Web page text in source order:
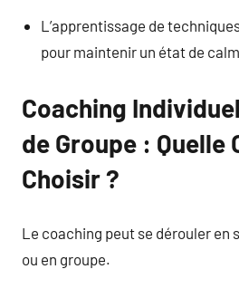
L’apprentissage de
pour maintenir un état de
Coaching
de Groupe : Quelle
Choisir ?
Le coaching peut se dérouler en
ou en groupe.